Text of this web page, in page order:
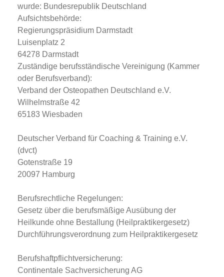
wurde: Bundesrepublik Deutschland
Aufsichtsbehörde:
Regierungspräsidium Darmstadt
Luisenplatz 2
64278 Darmstadt
Zuständige berufsständische Vereinigung (Kammer
oder Berufsverband):
Verband der Osteopathen Deutschland e.V.
Wilhelmstraße 42
65183 Wiesbaden
Deutscher Verband für Coaching & Training e.V.
(dvct)
Gotenstraße 19
20097 Hamburg
Berufsrechtliche Regelungen:
Gesetz über die berufsmäßige Ausübung der
Heilkunde ohne Bestallung (Heilpraktikergesetz)
Durchführungsverordnung zum Heilpraktikergesetz
Berufshaftpflichtversicherung:
Continentale Sachversicherung AG